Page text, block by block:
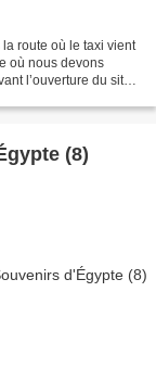
route où le taxi vient
où nous devons
l’ouverture du site
(8)